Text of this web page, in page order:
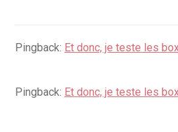
Pingback: Et donc, je teste les
Pingback: Et donc, je teste les